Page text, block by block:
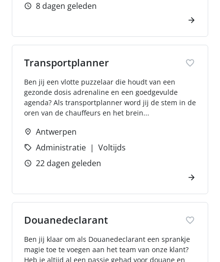
8 dagen geleden
Transportplanner
Ben jij een vlotte puzzelaar die houdt van een
gezonde dosis adrenaline en een goedgevulde
agenda? Als transportplanner word jij de stem in de
oren van de chauffeurs en het brein...
Antwerpen
Administratie
Voltijds
22 dagen geleden
Douanedeclarant
Ben jij klaar om als Douanedeclarant een sprankje
magie toe te voegen aan het team van onze klant?
Heb je altijd al een passie gehad voor douane en